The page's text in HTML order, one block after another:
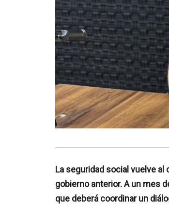
La seguridad social vuelve al
gobierno anterior. A un mes
que deberá coordinar un